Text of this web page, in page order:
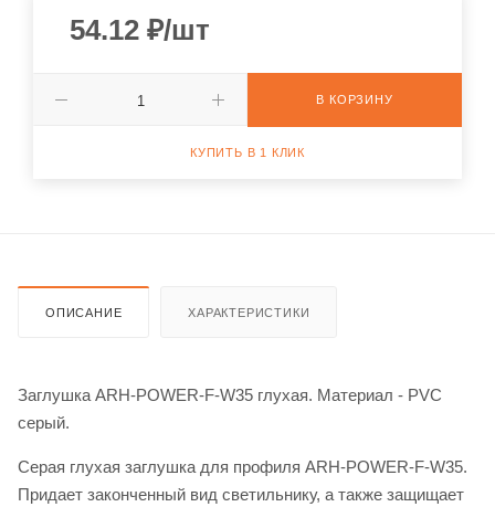
54.12 ₽/шт
В КОРЗИНУ
КУПИТЬ В 1 КЛИК
ОПИСАНИЕ ХАРАКТЕРИСТИКИ
Заглушка ARH-POWER-F-W35 глухая. Материал - PVC
серый.
Серая глухая заглушка для профиля ARH-POWER-F-W35.
Придает законченный вид светильнику, а также защищает